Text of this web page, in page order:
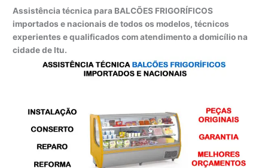
Assistência técnica para BALCÕES FRIGORÍFICOS
importados e nacionais de todos os modelos, técnicos
experientes e qualificados com atendimento a domicílio na
cidade de Itu.